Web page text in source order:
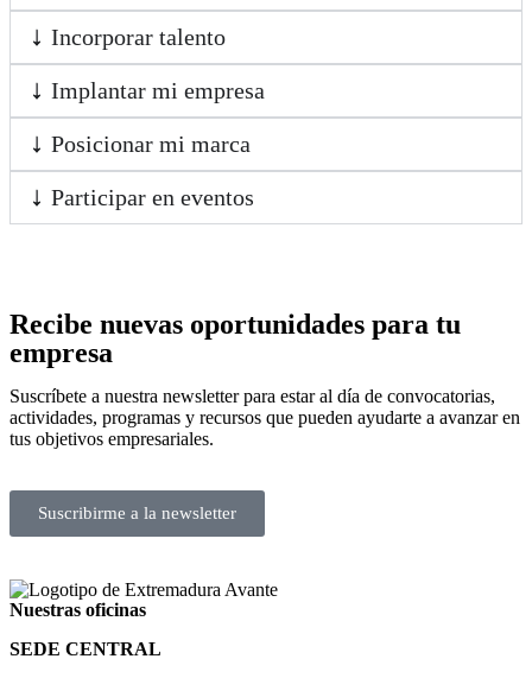
Incorporar talento
Implantar mi empresa
Posicionar mi marca
Participar en eventos
Recibe nuevas oportunidades para tu
empresa
Suscríbete a nuestra newsletter para estar al día de convocatorias,
actividades, programas y recursos que pueden ayudarte a avanzar en
tus objetivos empresariales.
Suscribirme a la newsletter
Nuestras oficinas
SEDE CENTRAL